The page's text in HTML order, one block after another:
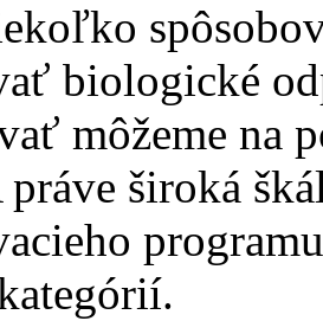
biologické
môžeme na
široká